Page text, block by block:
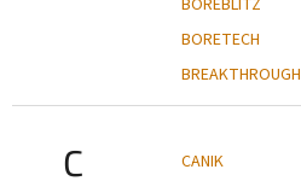
BORETECH
BREAKTHROUGH
C CANIK